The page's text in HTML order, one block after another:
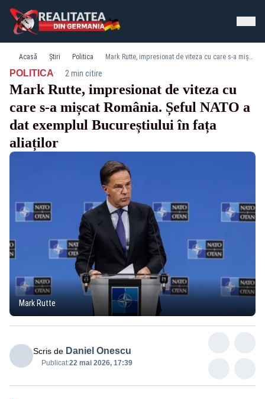
Acasă Știri Politica Mark Rutte, impresionat de viteza cu care s-a mișcat România. Șeful NATO a dat exemplul Bucureștiului în fața aliaților
POLITICA· 2 min citire
Mark Rutte, impresionat de viteza cu
care s-a mișcat România. Șeful NATO a
dat exemplul Bucureștiului în fața
aliaților
Mark Rutte
Scris de Daniel Onescu
Publicat:22 mai 2026, 17:39